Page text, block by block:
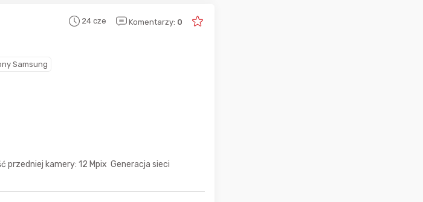
24 cze Komentarzy: 0
Samsung
przedniej kamery: 12 Mpix Generacja sieci